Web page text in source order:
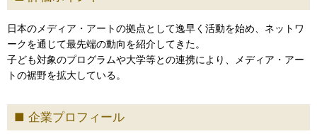
日本のメディア・アートの拠点として逸早く活動を始め、ネットワ
ークを通じて最先端の動向を紹介してきた。
子ども対象のプログラムや大学等との連携により、メディア・アー
トの裾野を拡大している。
企業プロフィール